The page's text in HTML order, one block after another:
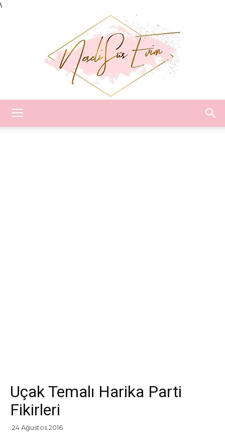
\
Uçak Temalı Harika Parti
Fikirleri
24 Ağustos 2016